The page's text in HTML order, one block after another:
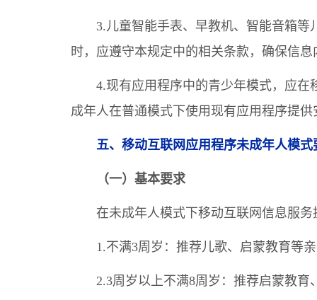
3.儿童智能手表、早教机、智能音箱
时，应遵守本规定中的相关条款，确保信
4.现有应用程序中的青少年模式，应
成年人在普通模式下使用现有应用程序提供
五、移动互联网应用程序未成年人模式
（一）基本要求
在未成年人模式下移动互联网信息服
1.不满3周岁：推荐儿歌、启蒙教育等
2.3周岁以上不满8周岁：推荐启蒙教